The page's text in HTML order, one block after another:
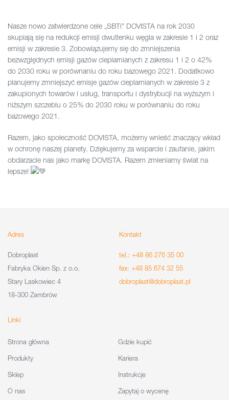
Nasze nowo zatwierdzone cele „SBTi” DOVISTA na rok 2030
skupiają się na redukcji emisji dwutlenku węgla w zakresie 1 i 2 oraz
emisji w zakresie 3. Zobowiązujemy się do zmniejszenia
bezwzględnych emisji gazów cieplarnianych z zakresu 1 i 2 o 42%
do 2030 roku w porównaniu do roku bazowego 2021. Dodatkowo
planujemy zmniejszyć emisje gazów cieplarnianych w zakresie 3 z
zakupionych towarów i usług, transportu i dystrybucji na wyższym i
niższym szczeblu o 25% do 2030 roku w porównaniu do roku
bazowego 2021.
Razem, jako społeczność DOVISTA, możemy wnieść znaczący wkład
w ochronę naszej planety. Dziękujemy za wsparcie i zaufanie, jakim
obdarzacie nas jako markę DOVISTA. Razem zmieniamy świat na
lepsze!
Adres
Dobroplast
Fabryka Okien Sp. z o.o.
Stary Laskowiec 4
18-300 Zambrów
Kontakt
tel.: +48 86 276 35 00
fax: +48 85 674 32 55
dobroplast@dobroplast.pl
Linki
Strona główna
Produkty
Sklep
O nas
Gdzie kupić
Kariera
Instrukcje
Zapytaj o wycenę